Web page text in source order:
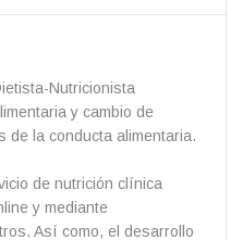
Nutricionista
y cambio de
de la conducta alimentaria.
de nutrición clínica
y mediante
Así como, el desarrollo